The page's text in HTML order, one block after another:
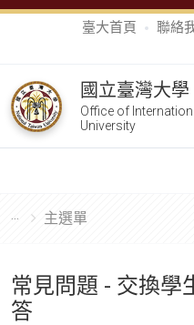
臺大首頁 聯絡
國立臺灣大
Office of
University
主選單
常見問題 - 交換學
答